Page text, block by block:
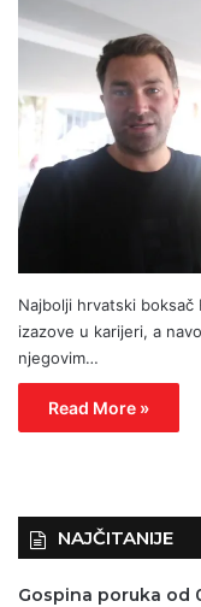
Najbolji hrvatski
izazove u karijeri, a
njegovim…
Read More »
NAJČITANIJE
Gospina poruka od